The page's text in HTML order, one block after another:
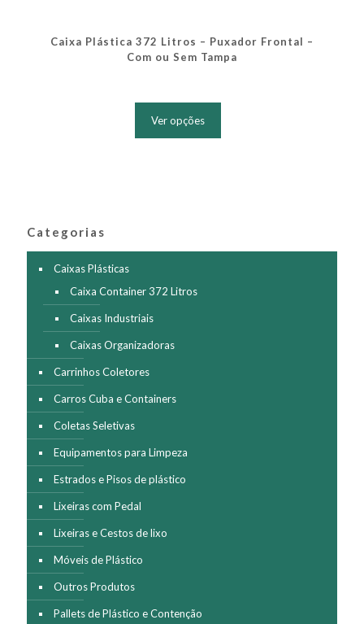
Caixa Plástica 372 Litros – Puxador Frontal –
Com ou Sem Tampa
Ver opções
na
Categorias
Caixas Plásticas
Caixa Container 372 Litros
Caixas Industriais
Caixas Organizadoras
Carrinhos Coletores
Carros Cuba e Containers
Coletas Seletivas
Equipamentos para Limpeza
Estrados e Pisos de plástico
Lixeiras com Pedal
Lixeiras e Cestos de lixo
Móveis de Plástico
Outros Produtos
Pallets de Plástico e Contenção